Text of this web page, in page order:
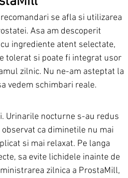
se afla si utilizarea
Asa am descoperit
ingrediente atent selectate,
tolerat si poate fi integrat usor
zilnic. Nu ne-am asteptat la
vedem schimbari reale.
Urinarile nocturne s-au redus
ca diminetile nu mai
si mai relaxat. Pe langa
sa evite lichidele inainte de
zilnica a ProstaMill,